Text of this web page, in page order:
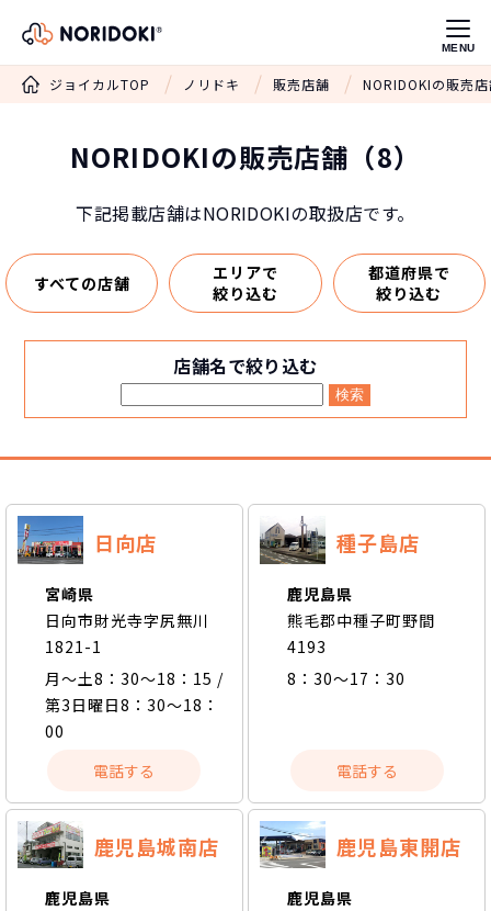
MENU
ジョイカルTOP ノリドキ 販売店舗 NORIDOKIの販売
NORIDOKIの販売店舗（8）
下記掲載店舗はNORIDOKIの取扱店です。
すべての店舗
エリアで
絞り込む
都道府県で
絞り込む
店舗名で絞り込む
検索
日向店
宮崎県
日向市財光寺字尻無川
1821-1
月～土8：30～18：15 /
第3日曜日8：30～18：
00
電話する
種子島店
鹿児島県
熊毛郡中種子町野間
4193
8：30～17：30
電話する
鹿児島城南店
鹿児島県
鹿児島東開店
鹿児島県